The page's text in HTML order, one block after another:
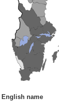
English name